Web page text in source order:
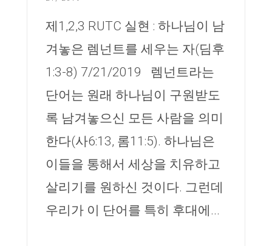
제1,2,3 RUTC 실현 : 하나님이 남
겨놓은 렘넌트를 세우는 자(딤후
1:3-8) 7/21/2019 렘넌트라는
단어는 원래 하나님이 구원받도
록 남겨놓으신 모든 사람을 의미
한다(사6:13, 롬11:5). 하나님은
이들을 통해서 세상을 치유하고
살리기를 원하신 것이다. 그런데
우리가 이 단어를 특히 후대에...